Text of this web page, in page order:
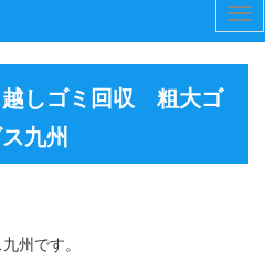
しゴミ回収 粗大ゴ
九州
州です。